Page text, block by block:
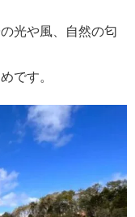
光や風、自然の匂
です。